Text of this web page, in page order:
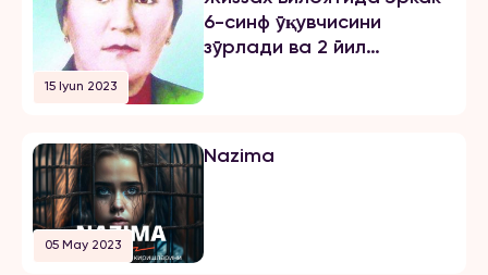
15 Iyun 2023
6-синф ўқувчисини
зўрлади ва 2 йил
05 May 2023
Nazima